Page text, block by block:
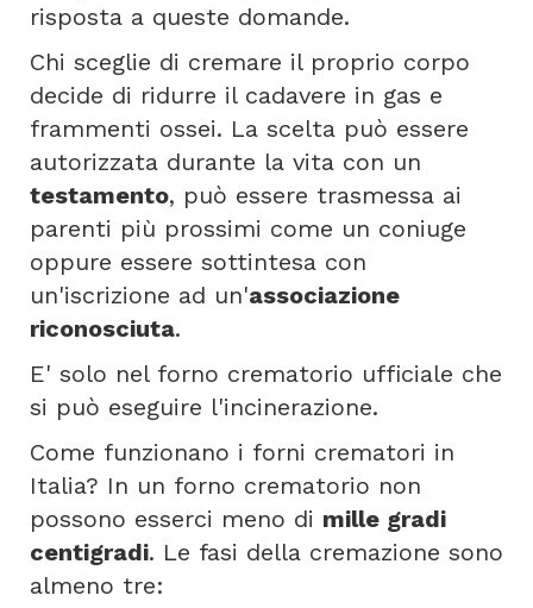
risposta a queste domande.
Chi sceglie di cremare il proprio corpo
decide di ridurre il cadavere in gas e
frammenti ossei. La scelta può essere
autorizzata durante la vita con un
testamento, può essere trasmessa ai
parenti più prossimi come un coniuge
oppure essere sottintesa con
un'iscrizione ad un'associazione
riconosciuta.
E' solo nel forno crematorio ufficiale che
si può eseguire l'incinerazione.
Come funzionano i forni crematori in
Italia? In un forno crematorio non
possono esserci meno di mille gradi
centigradi. Le fasi della cremazione sono
almeno tre: